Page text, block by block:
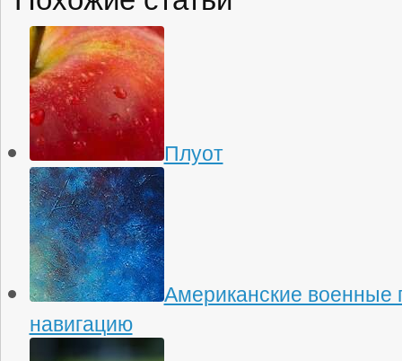
Плуот
Американские военные
навигацию